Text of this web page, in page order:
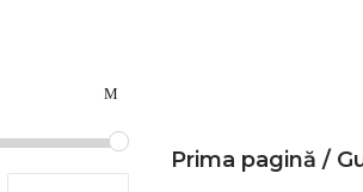
Prima pagină /